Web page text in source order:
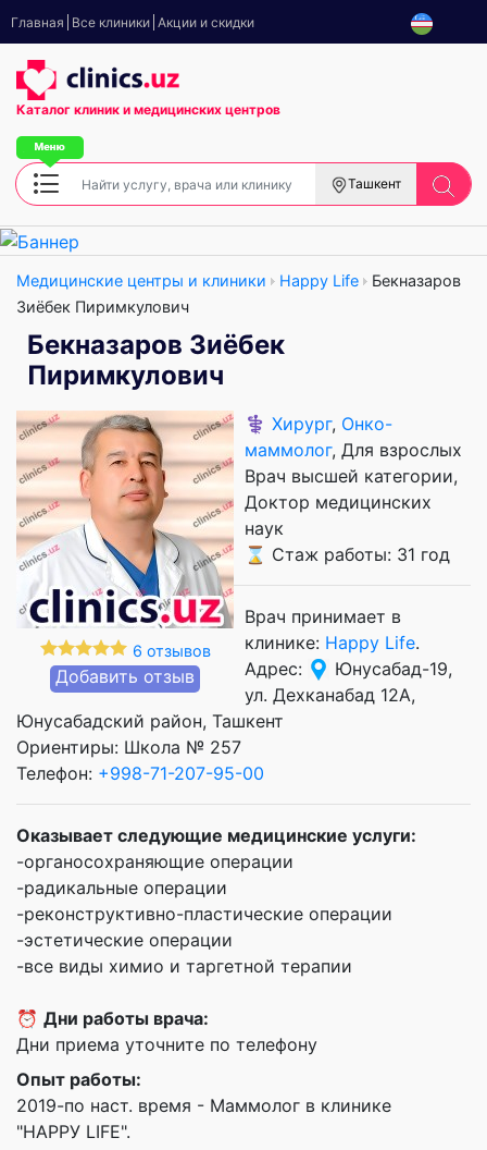
Главная Все клиники Акции и скидки
Каталог клиник и медицинских центров
Ташкент
Медицинские центры и клиники Happy Life
Бекназаров
Зиёбек Пиримкулович
Бекназаров Зиёбек
Пиримкулович
6 отзывов
Добавить отзыв
⚕️ Хирург, Онко-
маммолог, Для взрослых
Врач высшей категории
Доктор медицинских
наук
⌛ Стаж работы: 31 год
Врач принимает в
клинике: Happy Life.
Адрес:
Юнусабад-19,
ул. Дехканабад 12А,
Юнусабадский район, Ташкент
Ориентиры: Школа № 257
Телефон: +998-71-207-95-00
Оказывает следующие медицинские услуги:
-органосохраняющие операции
-радикальные операции
-реконструктивно-пластические операции
-эстетические операции
-все виды химио и таргетной терапии
⏰ Дни работы врача:
Дни приема уточните по телефону
Опыт работы:
2019-по наст. время - Маммолог в клинике
"НАРРУ LIFE".